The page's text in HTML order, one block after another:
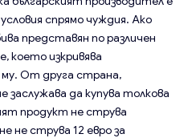
спрямо чуждия. Ако
представян по различен
което изкривява
От друга страна,
да купува толкова
продукт не струва
не струва 12 евро за